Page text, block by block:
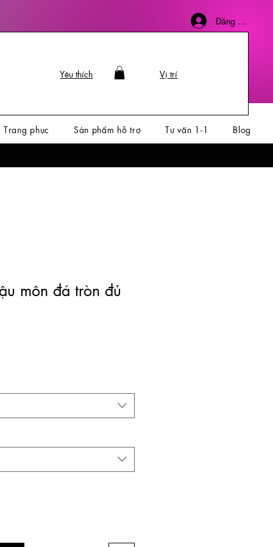
Đăng nhập
Yêu thích Vị trí
Trang phục Sản phẩm hỗ trợ Tư vấn 1-1 Blog
môn đá tròn đủ